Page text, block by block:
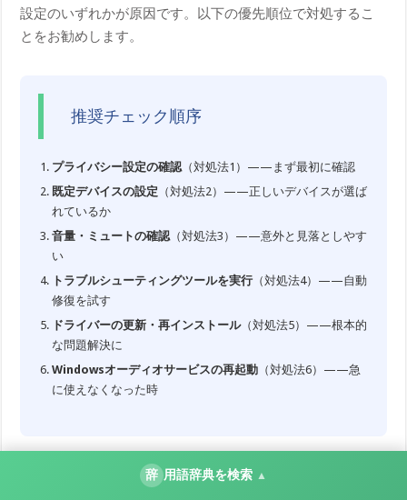
設定のいずれかが原因です。以下の優先順位で対処するこ
とをお勧めします。
推奨チェック順序
プライバシー設定の確認 （対処法1）——まず最初に確認
既定デバイスの設定 （対処法2）——正しいデバイスが選ば
れているか
音量・ミュートの確認 （対処法3）——意外と見落としやす
い
トラブルシューティングツールを実行 （対処法4）——自動
修復を試す
ドライバーの更新・再インストール（対処法5）——根本的
な問題解決に
Windowsオーディオサービスの再起動 （対処法6）——急
に使えなくなった時
この記事の手順を一つずつ試していけば、ほとんどのケー
スでマイク問題を解決できます。もしすべての対処法を試
辞 用語辞典を検索 ▲